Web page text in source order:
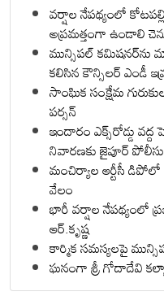
వర్షాల నేపథ్యంలో
అప్రమత్తంగా ఉండాలి
మున్సిపల్ కమిషనర్‌ను
కలిసిన కౌన్సిలర్ ఎండీ
సాంఘిక సంక్షేమ
పర్సన్
ఇందారం ఎక్స్‌రోడ్డు
నివారణకు జైపూర్
మంచిర్యాల ఆర్టీసీ డిపోలో
వేలం
భారీ వర్షాల నేపథ్యంలో
ఆర్.కృష్ణ
కార్మిక సమస్యలపై
ఘనంగా శ్రీ గోదాదేవి